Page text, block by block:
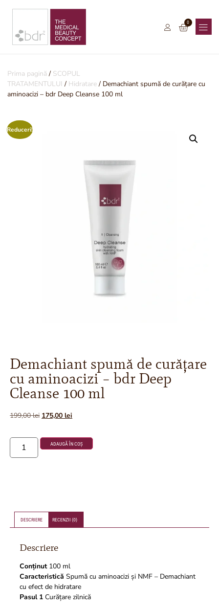
0
Prima pagină / SCOPUL
TRATAMENTULUI / Hidratare / Demachiant spumă de curățare cu
aminoacizi – bdr Deep Cleanse 100 ml
Reduceri!
Demachiant spumă de curățare
cu aminoacizi – bdr Deep
Cleanse 100 ml
199,00lei 175,00 lei
ADAUGĂ ÎN COȘ
DESCRIERE RECENZII (0)
Descriere
Conținut100 ml
Caracteristică Spumă cu aminoacizi și NMF – Demachiant
cu efect de hidratare
Pasul 1 Curățare zilnică